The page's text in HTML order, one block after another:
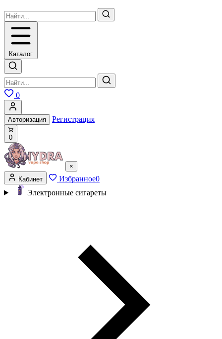
Каталог
0
Авторизация Регистрация
0
×
Кабинет
Избранное0
Электронные сигареты